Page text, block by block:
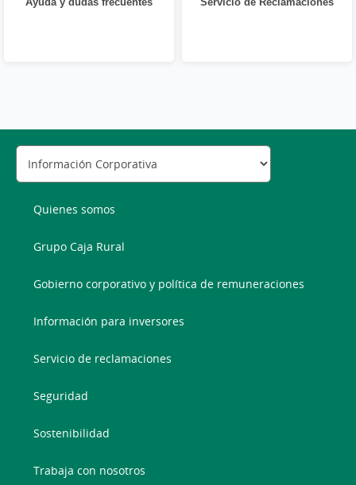
Quienes somos
Grupo Caja Rural
Gobierno corporativo y política de remuneraciones
Información para inversores
Servicio de reclamaciones
Seguridad
Sostenibilidad
Trabaja con nosotros